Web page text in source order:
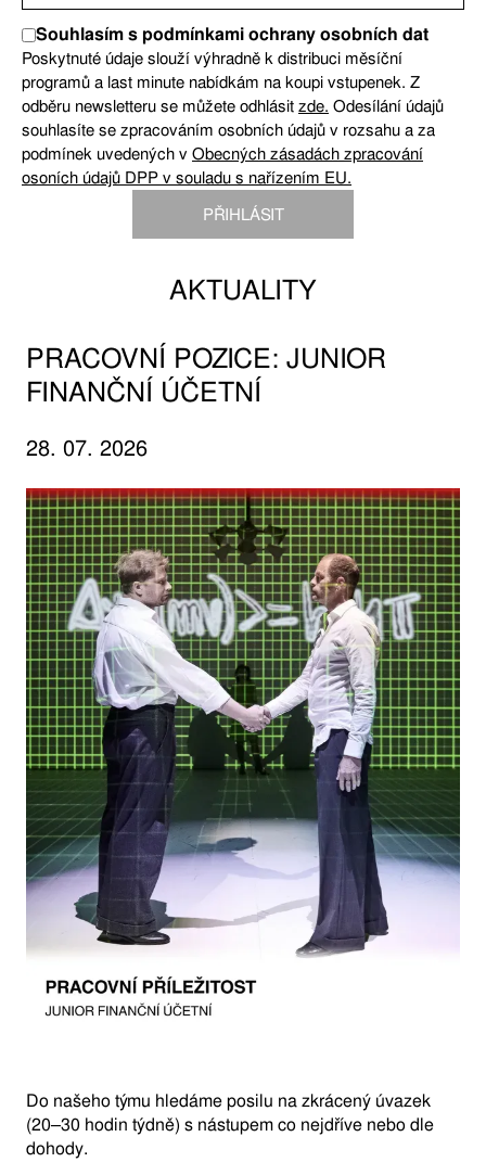
Souhlasím s podmínkami ochrany osobních dat
Poskytnuté údaje slouží výhradně k distribuci měsíční
programů a last minute nabídkám na koupi vstupenek. Z
odběru newsletteru se můžete odhlásit zde. Odesílání údajů
souhlasíte se zpracováním osobních údajů v rozsahu a za
podmínek uvedených v Obecných zásadách zpracování
osoních údajů DPP v souladu s nařízením EU.
PŘIHLÁSIT
AKTUALITY
PRACOVNÍ POZICE: JUNIOR
FINANČNÍ ÚČETNÍ
28. 07. 2026
Do našeho týmu hledáme posilu na zkrácený úvazek
(20–30 hodin týdně) s nástupem co nejdříve nebo dle
dohody.